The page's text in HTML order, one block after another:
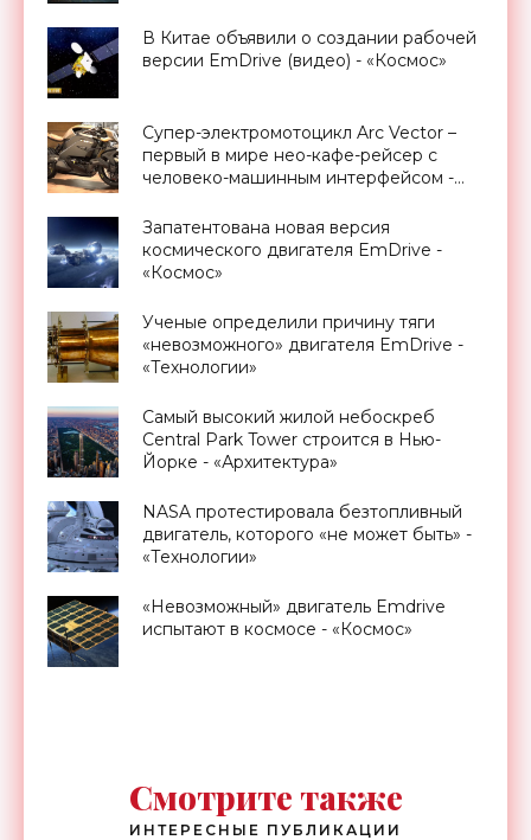
В Китае объявили о создании рабочей
версии EmDrive (видео) - «Космос»
Супер-электромотоцикл Arc Vector –
первый в мире нео-кафе-рейсер с
человеко-машинным интерфейсом -
Запатентована новая версия
космического двигателя EmDrive -
«Космос»
Ученые определили причину тяги
«невозможного» двигателя EmDrive -
«Технологии»
Самый высокий жилой небоскреб
Central Park Tower строится в Нью-
Йорке - «Архитектура»
NASA протестировала безтопливный
двигатель, которого «не может быть» -
«Технологии»
«Невозможный» двигатель Emdrive
испытают в космосе - «Космос»
Смотрите также
ИНТЕРЕСНЫЕ ПУБЛИКАЦИИ